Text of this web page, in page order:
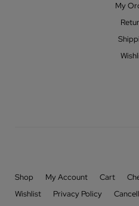
My
Shop My Account Cart
Wishlist
Privacy Policy